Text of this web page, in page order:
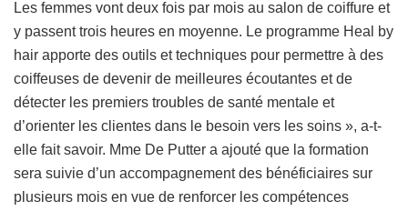
Les femmes vont deux fois par mois au salon de coiffure et
y passent trois heures en moyenne. Le programme Heal by
hair apporte des outils et techniques pour permettre à des
coiffeuses de devenir de meilleures écoutantes et de
détecter les premiers troubles de santé mentale et
d’orienter les clientes dans le besoin vers les soins », a-t-
elle fait savoir. Mme De Putter a ajouté que la formation
sera suivie d’un accompagnement des bénéficiaires sur
plusieurs mois en vue de renforcer les compétences